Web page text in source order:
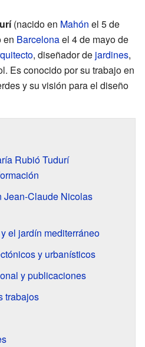
(nacido en Mahón el 5 de
en Barcelonael 4 de mayo de
, diseñador de jardines,
Es conocido por su trabajo en
y su visión para el diseño
Rubió Tudurí
Jean-Claude Nicolas
el jardín mediterráneo
y urbanísticos
y publicaciones
trabajos